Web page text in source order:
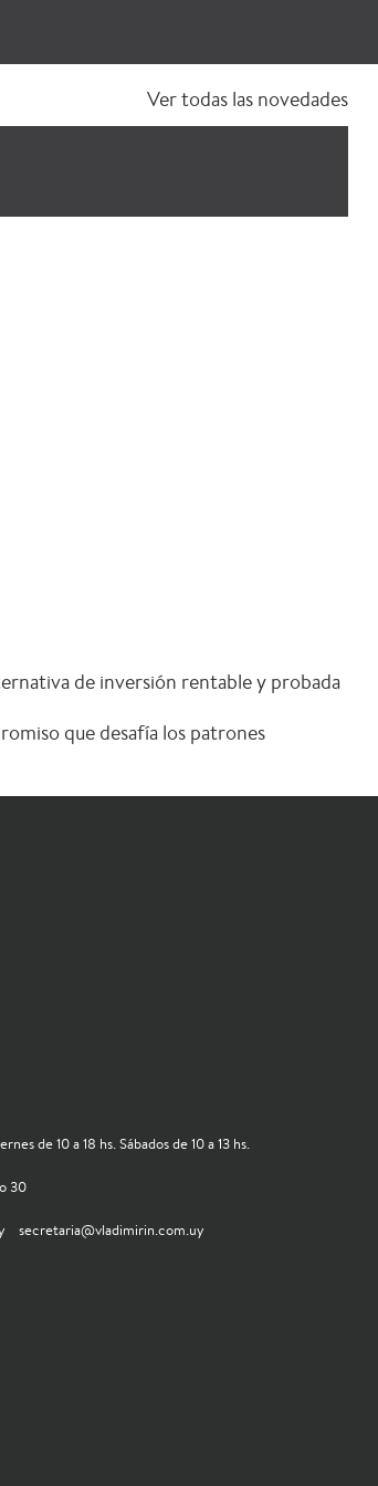
Ver todas las novedades
de inversión rentable y probada
que desafía los patrones
de 10 a 18 hs. Sábados de 10 a 13 hs.
30
secretaria@vladimirin.com.uy